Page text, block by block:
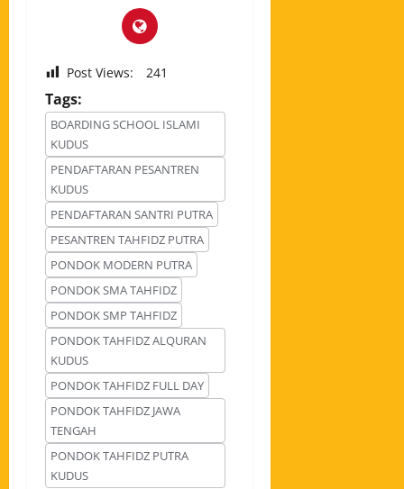
Post Views: 241
Tags:
BOARDING SCHOOL ISLAMI
KUDUS
PENDAFTARAN PESANTREN
KUDUS
PENDAFTARAN SANTRI PUTRA
PESANTREN TAHFIDZ PUTRA
PONDOK MODERN PUTRA
PONDOK SMA TAHFIDZ
PONDOK SMP TAHFIDZ
PONDOK TAHFIDZ ALQURAN
KUDUS
PONDOK TAHFIDZ FULL DAY
PONDOK TAHFIDZ JAWA
TENGAH
PONDOK TAHFIDZ PUTRA
KUDUS